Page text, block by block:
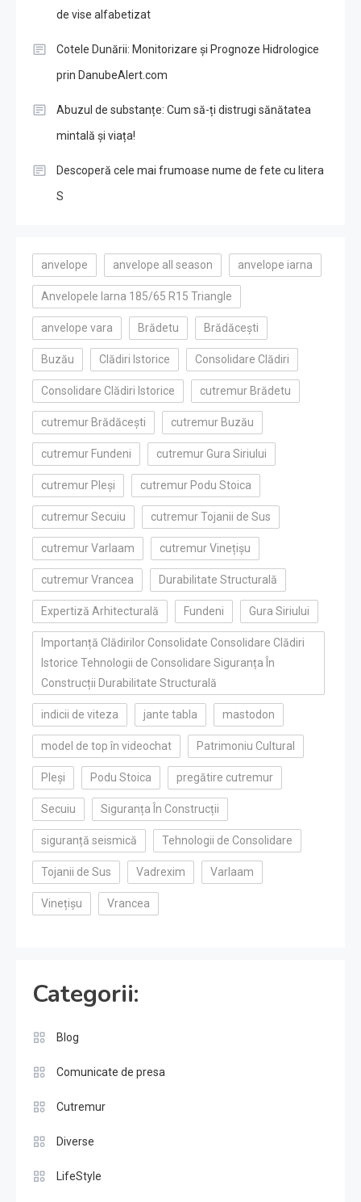
de vise alfabetizat
Cotele Dunării: Monitorizare și Prognoze Hidrologice
prin DanubeAlert.com
Abuzul de substanțe: Cum să-ți distrugi sănătatea
mintală și viața!
Descoperă cele mai frumoase nume de fete cu litera
S
anvelope anvelope all season anvelope iarna
Anvelopele Iarna 185/65 R15 Triangle
anvelope vara Brădetu Brădăcești
Buzău Clădiri Istorice Consolidare Clădiri
Consolidare Clădiri Istorice cutremur Brădetu
cutremur Brădăcești cutremur Buzău
cutremur Fundeni cutremur Gura Siriului
cutremur Pleși cutremur Podu Stoica
cutremur Secuiu cutremur Tojanii de Sus
cutremur Varlaam cutremur Vinețișu
cutremur Vrancea Durabilitate Structurală
Expertiză Arhitecturală Fundeni Gura Siriului
Importanță Clădirilor Consolidate Consolidare Clădiri
Istorice Tehnologii de Consolidare Siguranța În
Construcții Durabilitate Structurală
indicii de viteza jante tabla mastodon
model de top în videochat Patrimoniu Cultural
Pleși Podu Stoica pregătire cutremur
Secuiu Siguranța În Construcții
siguranță seismică Tehnologii de Consolidare
Tojanii de Sus Vadrexim Varlaam
Vinețișu Vrancea
Categorii:
Blog
Comunicate de presa
Cutremur
Diverse
LifeStyle